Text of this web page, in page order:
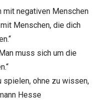
mit negativen Menschen
Menschen, die dich
muss sich um die
spielen, ohne zu wissen,
Hesse